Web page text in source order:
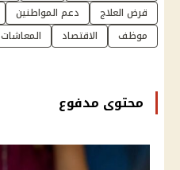
قرض العلاج
دعم المواطنين
موظف
الاقتصاد المعاشات
محتوى مدفوع